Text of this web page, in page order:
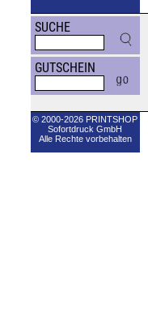
SUCHE
GUTSCHEIN
© 2000-2026 PRINTSHOP
Sofortdruck GmbH
Alle Rechte vorbehalten